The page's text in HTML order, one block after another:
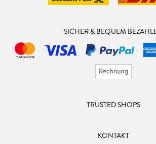
SICHER & BEQUEM
TRUSTED SHOPS
KONTAKT